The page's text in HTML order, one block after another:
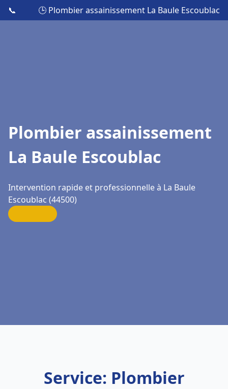
📞 🕒 Plombier assainissement La Baule Escoublac
Plombier assainissement
La Baule Escoublac
Intervention rapide et professionnelle à La Baule
Escoublac (44500)
Service: Plombier